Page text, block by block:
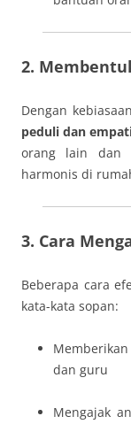
2.
Dengan
peduli dan
orang lain dan
harmonis di
3. Cara
Beberapa cara
kata-kata sopan:
dan guru
Mengajak